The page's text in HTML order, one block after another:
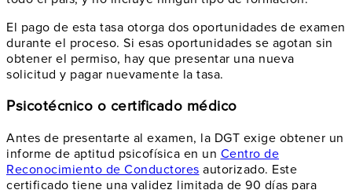
El pago de esta tasa otorga dos oportunidades de examen
durante el proceso. Si esas oportunidades se agotan sin
obtener el permiso, hay que presentar una nueva
solicitud y pagar nuevamente la tasa.
Psicotécnico o certificado médico
Antes de presentarte al examen, la DGT exige obtener un
informe de aptitud psicofísica en un Centro de
Reconocimiento de Conductores autorizado. Este
certificado tiene una validez limitada de 90 días para